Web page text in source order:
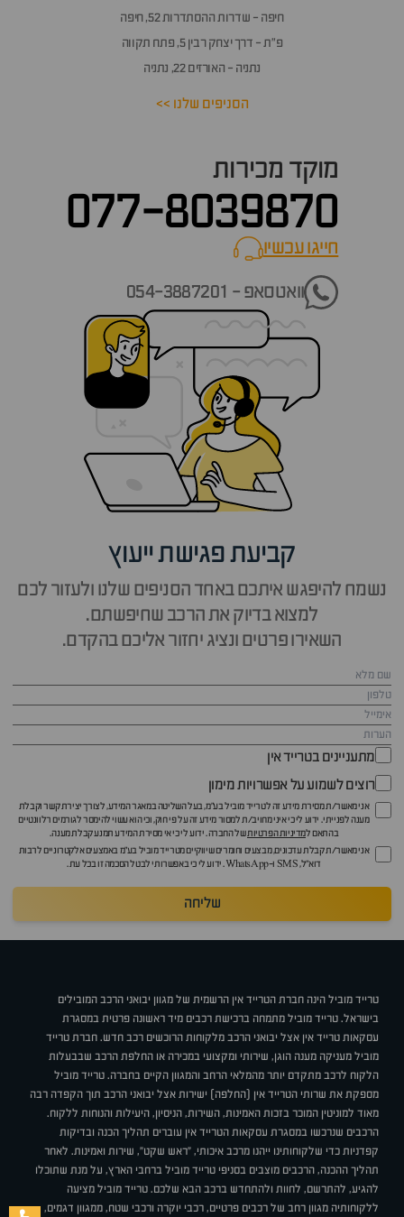
חיפה - שדרות ההסתדרות 52, חיפה
פ״ת - דרך יצחק רבין 5, פתח תקווה
נתניה - האורזים 22, נתניה
הסניפים שלנו >>
מוקד מכירות
077-8039870
חייגו עכשיוcall now
וואטסאפ - 054-3887201
קביעת פגישת ייעוץ
נשמח להיפגש איתכם באחד הסניפים שלנו ולעזור לכם
למצוא בדיוק את הרכב שחיפשתם.
השאירו פרטים ונציג יחזור אליכם בהקדם.
מתעניינים בטרייד אין
רוצים לשמוע על אפשרויות מימון
אני מאשר/ת מסירת מידע זה לטרייד מוביל בע"מ, בעל השליטה במאגר המידע, לצורך יצירת קשר וקבלת
מענה לפנייתי. ידוע לי כי איני מחויב/ת למסור מידע זה על פי חוק, וכי הוא עשוי להימסר לגורמים רלוונטיים
בהתאם למדיניות הפרטיותשל החברה. ידוע לי כי אי מסירת המידע תמנע קבלת מענה.
אני מאשר/ת קבלת עדכונים, מבצעים וחומרים שיווקיים מטרייד מוביל בע"מ באמצעים אלקטרוניים לרבות
דוא״ל, SMS ו-WhatsApp. ידוע לי כי באפשרותי לבטל הסכמה זו בכל עת.
שליחה
טרייד מוביל הינה חברת הטרייד אין הרשמית של מגוון יבואני הרכב המובילים
בישראל. טרייד מוביל מתמחה ברכישת רכבים מיד ראשונה פרטית במסגרת
עסקאות טרייד אין אצל יבואני הרכב מלקוחות הרוכשים רכב חדש. חברת טרייד
מוביל מעניקה מענה הוגן, שירותי ומקצועי במכירה או החלפת הרכב שבבעלות
הלקוח לרכב מתקדם יותר מהמלאי הרחב והמגוון הקיים בחברה. טרייד מוביל
מספקת את שרותי הטרייד אין (החלפה) ישירות אצל יבואני הרכב תוך הקפדה רבה
מאוד למוניטין המוכר בזכות האמינות, השירות, הניסיון, היעילות והנוחות ללקוח.
הרכבים שנרכשו במסגרת עסקאות הטרייד אין עוברים תהליך הכנה ובדיקות
קפדניות כדי שלקוחותינו ייהנו מרכב איכותי, "ראש שקט", שירות ואמינות. לאחר
תהליך ההכנה, הרכבים מוצבים בסניפי טרייד מוביל ברחבי הארץ, על מנת שתוכלו
להגיע, להתרשם, לחוות ולהתחדש ברכב הבא שלכם. טרייד מוביל מציעה
ללקוחותיה מגוון רחב של רכבים פרטיים, רכבי יוקרה ורכבי שטח, ממגוון דגמים,